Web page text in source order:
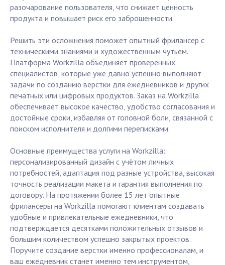
разочарование пользователя, что снижает ценность
продукта и повышает риск его заброшенности.
Решить эти осложнения поможет опытный фрилансер с
техническими знаниями и художественным чутьем.
Платформа Workzilla объединяет проверенных
специалистов, которые уже давно успешно выполняют
задачи по созданию верстки для ежедневников и других
печатных или цифровых продуктов. Заказ на Workzilla
обеспечивает высокое качество, удобство согласования и
достойные сроки, избавляя от головной боли, связанной с
поиском исполнителя и долгими переписками.
Основные преимущества услуги на Workzilla:
персонализированный дизайн с учётом личных
потребностей, адаптация под разные устройства, высокая
точность реализации макета и гарантия выполнения по
договору. На протяжении более 15 лет опытные
фрилансеры на Workzilla помогают клиентам создавать
удобные и привлекательные ежедневники, что
подтверждается десятками положительных отзывов и
большим количеством успешно закрытых проектов.
Поручите создание верстки именно профессионалам, и
ваш ежедневник станет именно тем инструментом,